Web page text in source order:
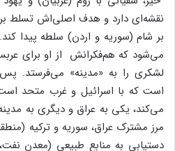
نقشه‌ای دارد و هدف اصلی‌اش تسلط
بر شام (سوریه و اردن) سلطه پیدا
می‌شود که هم‌فکرانش از او برای
لشکری را به «مدینه» می‌فرستد. پس
است که با اسرائیل و غرب متحد
می‌کند، یکی به عراق و دیگری به
مرز مشترک عراق، سوریه و ترکیه
دستیابی به منابع طبیعی (معدن